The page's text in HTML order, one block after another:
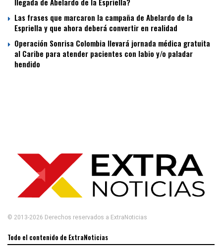
llegada de Abelardo de la Espriella?
Las frases que marcaron la campaña de Abelardo de la
Espriella y que ahora deberá convertir en realidad
Operación Sonrisa Colombia llevará jornada médica gratuita
al Caribe para atender pacientes con labio y/o paladar
hendido
© 2013-2026 Derechos reservados a ExtraNoticias
Todo el contenido de ExtraNoticias